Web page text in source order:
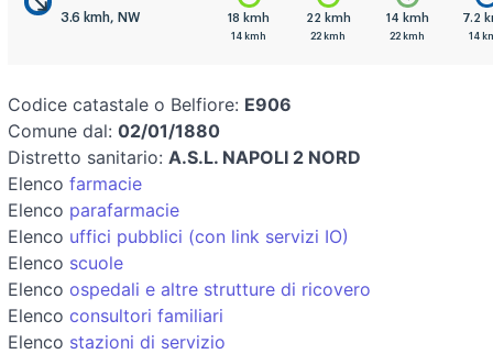
3.6 kmh, NW
kmh 0.0 kmh 18 kmh
14 kmh
22 kmh
22 kmh
14 kmh
22 kmh
7.2
14
Codice catastale o Belfiore: E906
Comune dal: 02/01/1880
Distretto sanitario: A.S.L. NAPOLI 2 NORD
Elenco farmacie
Elenco parafarmacie
Elenco uffici pubblici (con link servizi IO)
Elenco scuole
Elenco ospedali e altre strutture di ricovero
Elenco consultori familiari
Elenco stazioni di servizio